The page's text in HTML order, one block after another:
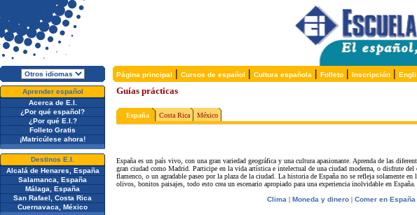
Página principal | Cursos de español | Cultura española | Folleto | Inscripción |
Aprender español
Acerca de E.I.
¿Por qué español?
¿Por qué E.I.?
Folleto Gratis
¡Matricúlese ahora!
Destinos E.I.
Alcalá de Henares, España
Salamanca, España
Málaga, España
San Rafael, Costa Rica
Cuernavaca, México
Guías prácticas
España Costa Rica México
España es un país vivo, con una gran variedad geográfica y una cultura apasionante. Aprenda de las
gran ciudad como Madrid. Participe en la vida artística e intelectual de una ciudad moderna, o disfrute
flamenco, o un agradable paseo por la plaza de la ciudad. La historia de España no se refleja solamente
olivos, bonitos paisajes, todo esto crea un escenario apropiado para una experiencia inolvidable en España.
Clima | Moneda y dinero| Comer en